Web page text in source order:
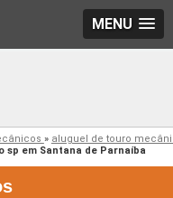
MENU
» aluguel de touro
sp em Santana de Parnaíba